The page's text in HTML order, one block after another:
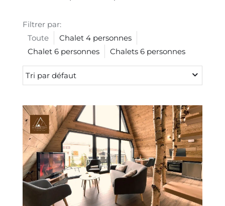
Filtrer par:
Toute
Chalet 4 personnes
Chalet 6 personnes
Chalets 6 personnes